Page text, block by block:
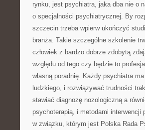
rynku, jest psychiatra, jaka dba nie o
o specjalności psychiatrycznej. By
szczecin trzeba wpierw ukończyć
branża. Takie szczególne szkolenie
człowiek z bardzo dobrze zdobytą
względu od tego czy będzie to
własną poradnię. Każdy psychiatra
ludzkiego, i rozwiązywać trudności
stawiać diagnozę nozologiczną a
psychoterapią, i metodami interwencji
w związku, którym jest Polska Rada